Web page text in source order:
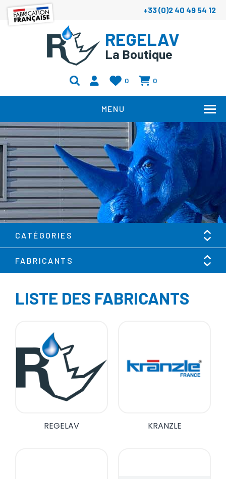
+33 (0)2 40 49 54 12
REGELAV
La Boutique
0 0
MENU
CATÉGORIES
FABRICANTS
LISTE DES FABRICANTS
REGELAV KRANZLE